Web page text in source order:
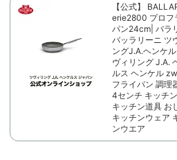
【公式】
erie2800 プロフ
パン24cm| バラ
バッラリーニ ツ
ングJ.A.ヘンケ
ヴィリング J.A.
ルス ヘンケル
フライパン 調理
4センチ キッチ
キッチン道具 お
キッチンウェア
ンウエア